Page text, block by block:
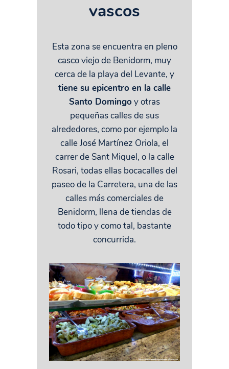
vascos
Esta zona se encuentra en pleno
casco viejo de Benidorm, muy
cerca de la playa del Levante, y
tiene su epicentro en la calle
Santo Domingo y otras
pequeñas calles de sus
alrededores, como por ejemplo la
calle José Martínez Oriola, el
carrer de Sant Miquel, o la calle
Rosari, todas ellas bocacalles del
paseo de la Carretera, una de las
calles más comerciales de
Benidorm, llena de tiendas de
todo tipo y como tal, bastante
concurrida.